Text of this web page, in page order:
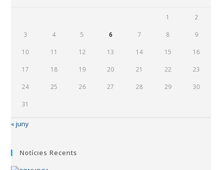
1 2
3 4 5 6 7 8 9
10 11 12 13 14 15 16
17 18 19 20 21 22 23
24 25 26 27 28 29 30
31
« juny
Notícies Recents